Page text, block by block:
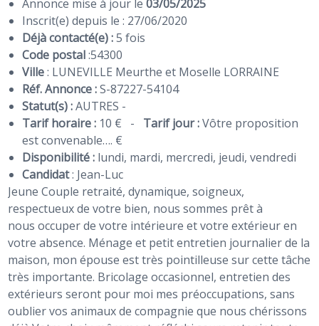
Annonce mise à jour le03/05/2025
Inscrit(e) depuis le : 27/06/2020
Déjà contacté(e) :5 fois
Code postal:54300
Ville: LUNEVILLE Meurthe et Moselle LORRAINE
Réf. Annonce :S-87227-54104
Statut(s) :AUTRES -
Tarif horaire : 10 € - Tarif jour :Vôtre proposition
est convenable…. €
Disponibilité : lundi, mardi, mercredi, jeudi, vendredi
Candidat: Jean-Luc
Jeune Couple retraité, dynamique, soigneux,
respectueux de votre bien, nous sommes prêt à
nous occuper de votre intérieure et votre extérieur en
votre absence. Ménage et petit entretien journalier de la
maison, mon épouse est très pointilleuse sur cette tâche
très importante. Bricolage occasionnel, entretien des
extérieurs seront pour moi mes préoccupations, sans
oublier vos animaux de compagnie que nous chérissons